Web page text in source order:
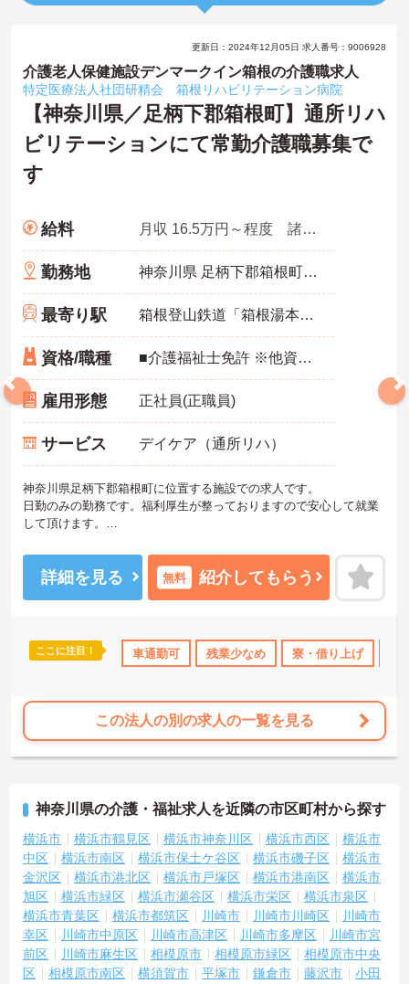
住宅手当・補助 年間休日110日以上 研修制度あり 産休･育休･
更新日：2024年12月05日 求人番号：9006928
介護老人保健施設デンマークイン箱根の介護職求人
特定医療法人社団研精会 箱根リハビリテーション病院
【神奈川県／足柄下郡箱根町】通所リハ
ビリテーションにて常勤介護職募集で
す
給料 月収 16.5万円～程度 諸手当込
勤務地 神奈川県 足柄下郡箱根町 仙石原1285
最寄り駅 箱根登山鉄道「箱根湯本駅」バス・車30分
資格/職種 ■介護福祉士免許 ※他資格お持ちの方は応相談
雇用形態 正社員(正職員)
サービス デイケア（通所リハ）
神奈川県足柄下郡箱根町に位置する施設での求人です。
日勤のみの勤務です。福利厚生が整っておりますので安心して就業
して頂けます。
詳細を見る 無料 紹介してもらう
ここに注目！ 車通勤可 残業少なめ 寮・借り上げ
この法人の別の求人の一覧を見る
神奈川県の介護・福祉求人を近隣の市区町村から探す
横浜市 横浜市鶴見区 横浜市神奈川区 横浜市西区
横浜市
中区
横浜市南区 横浜市保土ケ谷区 横浜市磯子区
横浜市
金沢区
横浜市港北区 横浜市戸塚区 横浜市港南区
横浜市
旭区
横浜市緑区 横浜市瀬谷区 横浜市栄区
横浜市泉区
横浜市青葉区
横浜市都筑区 川崎市 川崎市川崎区
川崎市
幸区
川崎市中原区 川崎市高津区 川崎市多摩区
川崎市宮
前区
川崎市麻生区 相模原市 相模原市緑区
相模原市中央
区
相模原市南区 横須賀市 平塚市 鎌倉市 藤沢市
小田